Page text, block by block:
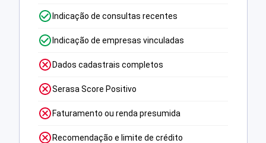
Indicação de consultas recentes
Indicação de empresas vinculadas
Dados cadastrais completos
Serasa Score Positivo
Faturamento ou renda presumida
Recomendação e limite de crédito